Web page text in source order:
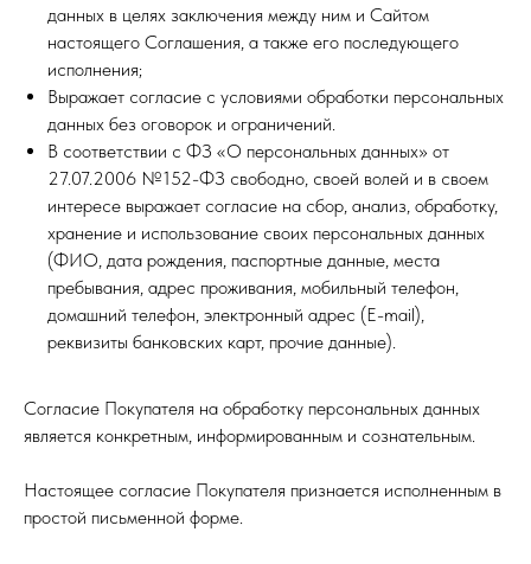
данных в целях заключения между ним и Сайтом
настоящего Соглашения, а также его последующего
исполнения;
Выражает согласие с условиями обработки персональных
данных без оговорок и ограничений.
В соответствии с ФЗ «О персональных данных» от
27.07.2006 №152-ФЗ свободно, своей волей и в своем
интересе выражает согласие на сбор, анализ, обработку,
хранение и использование своих персональных данных
(ФИО, дата рождения, паспортные данные, места
пребывания, адрес проживания, мобильный телефон,
домашний телефон, электронный адрес (E-mail),
реквизиты банковских карт, прочие данные).
Согласие Покупателя на обработку персональных данных
является конкретным, информированным и сознательным.
Настоящее согласие Покупателя признается исполненным в
простой письменной форме.